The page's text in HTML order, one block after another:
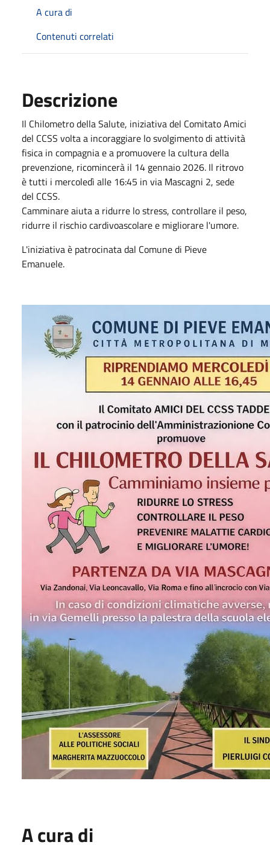
A cura di
Contenuti correlati
Descrizione
Il Chilometro della Salute, iniziativa del Comitato Amici
del CCSS volta a incoraggiare lo svolgimento di attività
fisica in compagnia e a promuovere la cultura della
prevenzione, ricomincerà il 14 gennaio 2026. Il ritrovo
è tutti i mercoledì alle 16:45 in via Mascagni 2, sede
del CCSS.
Camminare aiuta a ridurre lo stress, controllare il peso,
ridurre il rischio cardivoascolare e migliorare l'umore.
L'iniziativa è patrocinata dal Comune di Pieve
Emanuele.
A cura di